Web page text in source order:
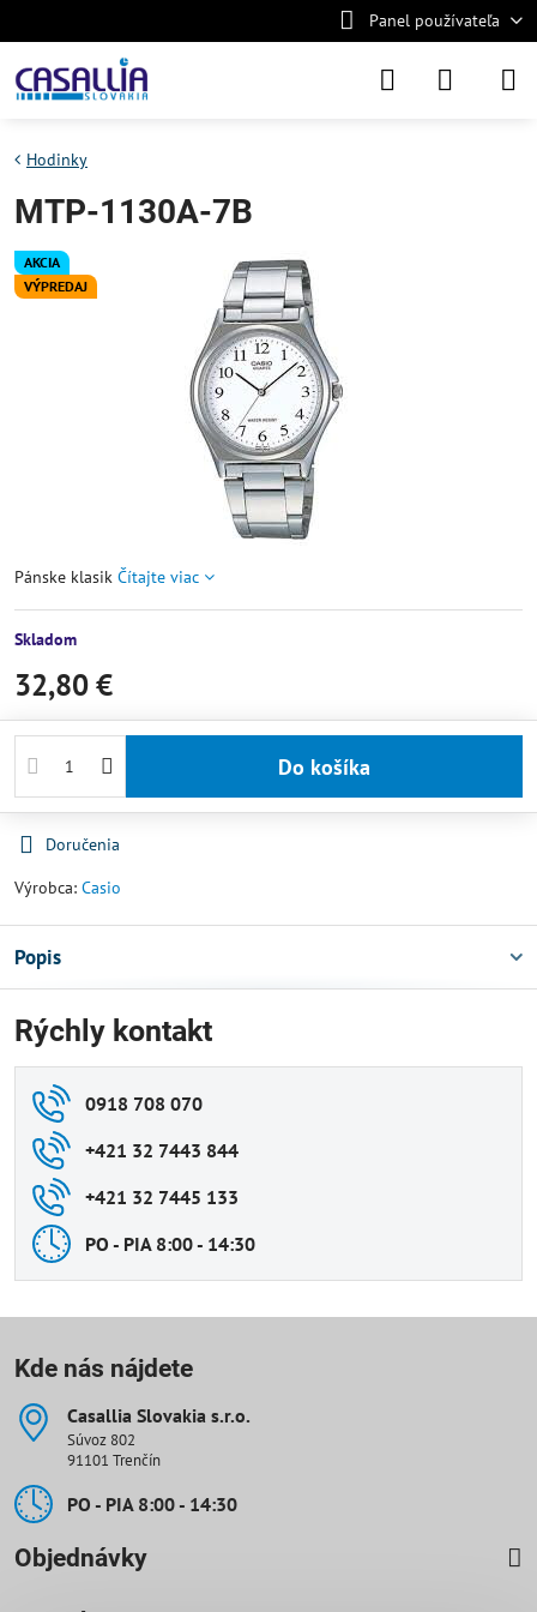
Panel používateľa
AKCIA
VÝPREDAJ
Hodinky
MTP-1130A-7B
Pánske klasik Čítajte viac
Skladom
32,80 €
Do košíka
Doručenia
Výrobca: Casio
Popis
Rýchly kontakt
0918 708 070
+421 32 7443 844
+421 32 7445 133
PO - PIA 8:00 - 14:30
Kde nás nájdete
Casallia Slovakia s​.r​.o​.
Súvoz 802
91101 Trenčín
PO - PIA 8:00 - 14:30
Objednávky